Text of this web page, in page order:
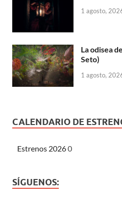
1 agosto,
La odisea
Seto)
1 agosto,
CALENDARIO DE
Estrenos 20260
SÍGUENOS: